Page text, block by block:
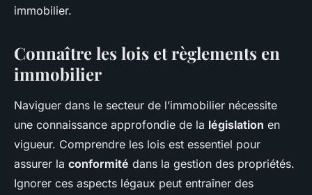
immobilier.
Connaître les lois et règlements en
immobilier
Naviguer dans le secteur de l’immobilier nécessite
une connaissance approfondie de la législation en
vigueur. Comprendre les lois est essentiel pour
assurer la conformité dans la gestion des propriétés.
Ignorer ces aspects légaux peut entraîner des